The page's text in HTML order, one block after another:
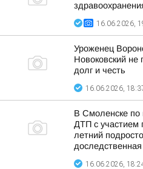
16.06.2026,
Уроженец
Новоковский не
долг и честь
16.06.2026,
В Смоленске по
ДТП с участием
летний
16.06.2026,